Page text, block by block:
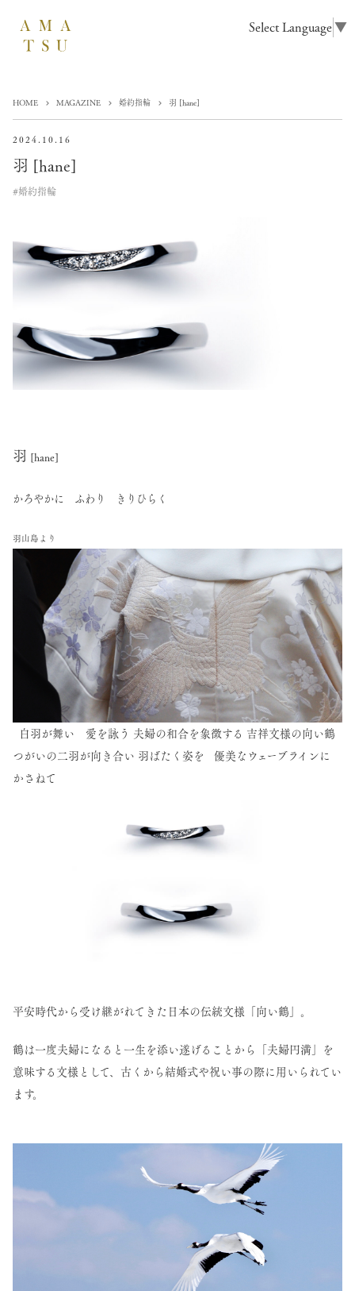
Select Language▼
HOME MAGAZINE 婚約指輪 羽 [hane]
2024.10.16
羽 [hane]
#婚約指輪
羽 [hane]
かろやかに ふわり きりひらく
羽山島より
白羽が舞い 愛を詠う 夫婦の和合を象徴する 吉祥文様の向い鶴
つがいの二羽が向き合い 羽ばたく姿を 優美なウェーブラインに
かさねて
平安時代から受け継がれてきた日本の伝統文様「向い鶴」。
鶴は一度夫婦になると一生を添い遂げることから「夫婦円満」を
意味する文様として、古くから結婚式や祝い事の際に用いられてい
ます。